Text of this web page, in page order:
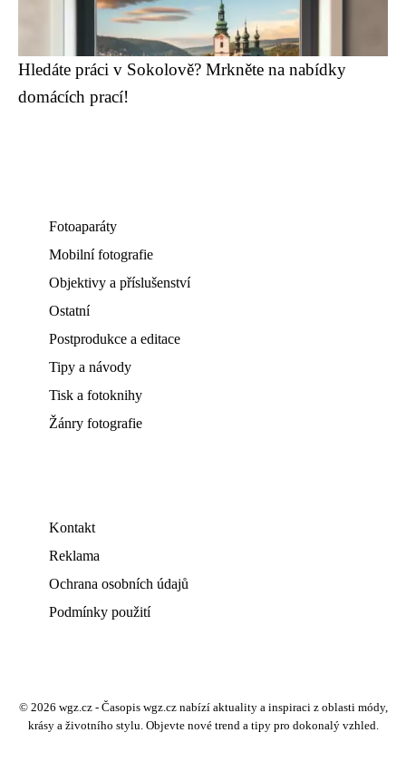
Hledáte práci v Sokolově? Mrkněte na nabídky
domácích prací!
Fotoaparáty
Mobilní fotografie
Objektivy a příslušenství
Ostatní
Postprodukce a editace
Tipy a návody
Tisk a fotoknihy
Žánry fotografie
Kontakt
Reklama
Ochrana osobních údajů
Podmínky použití
© 2026 wgz.cz - Časopis wgz.cz nabízí aktuality a inspiraci z oblasti módy,
krásy a životního stylu. Objevte nové trend a tipy pro dokonalý vzhled.